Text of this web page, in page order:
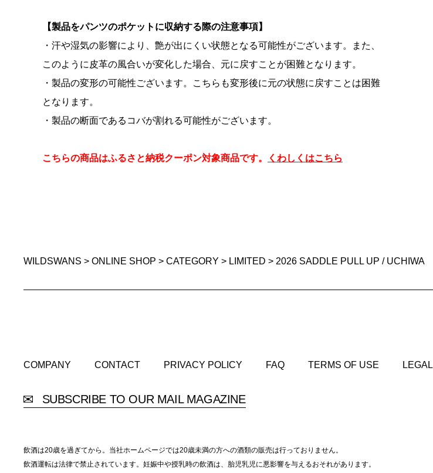
【製品をパンツのポケットに収納する際の注意事項】
・汗や湿気の影響により、艶が出にくい状態となる可能性がございます。また、
このように皮革の風合いが変化した場合、元に戻すことが困難となります。
・製品の変形の可能性ございます。こちらも変形後に元の状態に戻すことは困難
となります。
・製品の断面であるコバが割れる可能性がございます。
こちらの商品はふるさと納税クーポン対象商品です。 くわしくはこちら
WILDSWANS > ONLINE SHOP > CATEGORY > LIMITED > 2026 SADDLE PULL UP / UCHIWA
COMPANY
CONTACT
PRIVACY POLICY
FAQ
TERMS OF USE
LEGAL
SUBSCRIBE TO OUR MAIL MAGAZINE
飲酒は20歳を過ぎてから。当社ホームページでは20歳未満の方への酒類の販売は行っておりません。
飲酒運転は法律で禁止されています。妊娠中や授乳時の飲酒は、胎児乳児に悪影響を与えるおそれがあります。